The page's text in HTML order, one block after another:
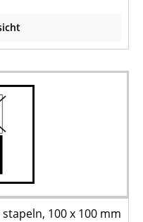
100 x 100 mm